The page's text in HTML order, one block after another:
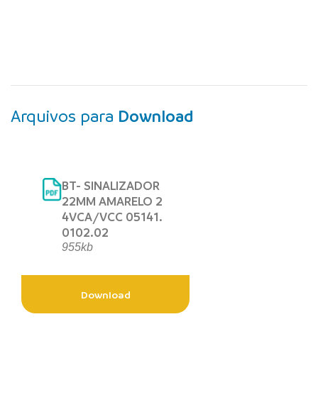
Arquivos para Download
BT- SINALIZADOR
22MM AMARELO 2
4VCA/VCC 05141.
0102.02
955kb
Download